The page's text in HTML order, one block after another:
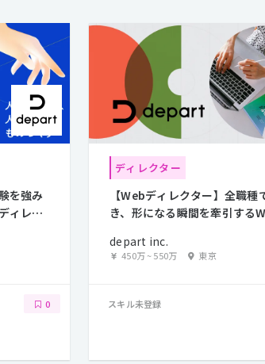
を強み
ィレク
0
ディレクター
【Webディレクター】全職種
き、形になる瞬間を牽引する
depart inc.
450万~550万 東京
スキル未登録